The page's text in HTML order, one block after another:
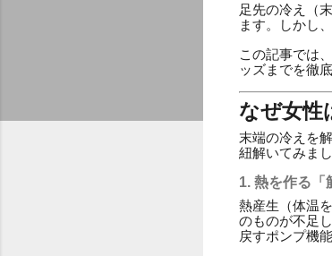
足先の冷え（
ます。しかし
この記事では
ッズまでを徹
なぜ女性
末端の冷えを
紐解いてみまし
1. 熱を作る「
熱産生（体温
のものが不足
戻すポンプ機